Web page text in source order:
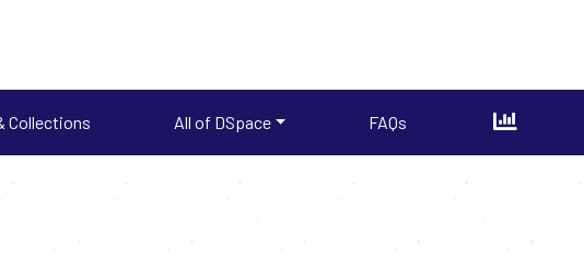
Collections All of DSpace FAQs